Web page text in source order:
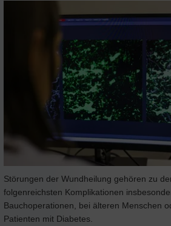
Störungen der Wundheilung gehören zu
folgenreichsten Komplikationen
Bauchoperationen, bei älteren Menschen
Patienten mit Diabetes.